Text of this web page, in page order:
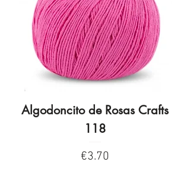
Algodoncito de Rosas Crafts
118
Price
€3.70